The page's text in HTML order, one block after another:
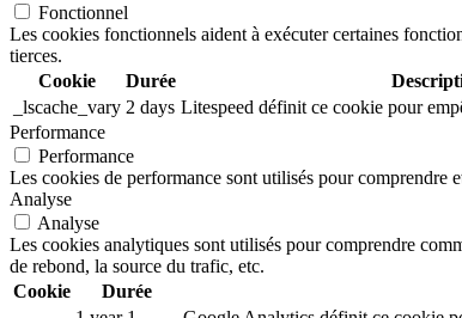
Fonctionnel
Les cookies fonctionnels aident à exécuter certaines
tierces.
Cookie
Durée
_lscache_vary 2 days Litespeed définit ce cookie pour
Performance
Performance
Les cookies de performance sont utilisés pour
Analyse
Analyse
Les cookies analytiques sont utilisés pour comprendre
de rebond, la source du trafic, etc.
Cookie
Durée